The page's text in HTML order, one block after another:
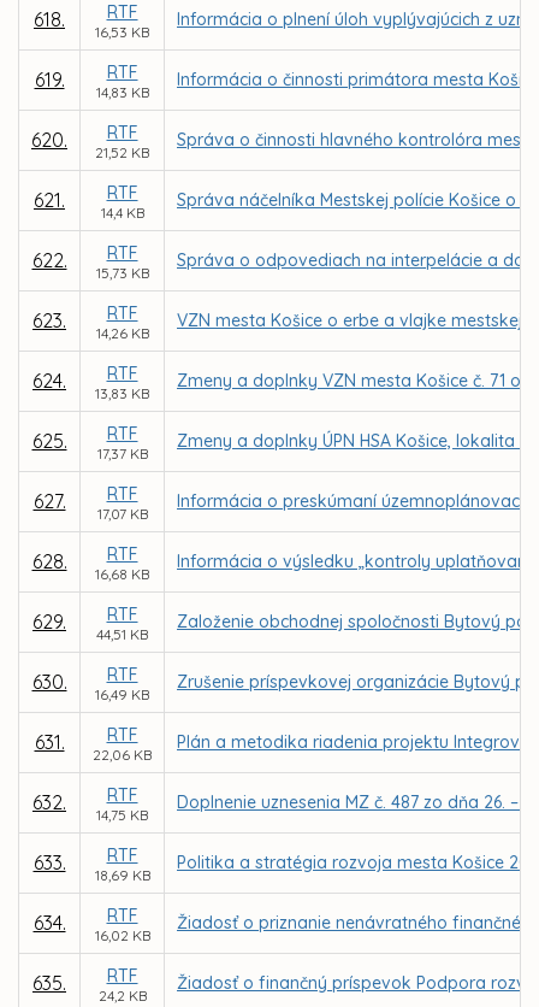
618. RTF
16,53 KB
Informácia o plnení úloh vyplývajúcich z
619. RTF
14,83 KB
Informácia o činnosti primátora mesta Košice
620. RTF
21,52 KB
Správa o činnosti hlavného kontrolóra
621. RTF
14,4 KB
Správa náčelníka Mestskej polície Košice o
622. RTF
15,73 KB
Správa o odpovediach na interpelácie a
623. RTF
14,26 KB
VZN mesta Košice o erbe a vlajke mestskej
624. RTF
13,83 KB
Zmeny a doplnky VZN mesta Košice č. 71 o
625. RTF
17,37 KB
Zmeny a doplnky ÚPN HSA Košice, lokalita
627. RTF
17,07 KB
Informácia o preskúmaní
628. RTF
16,68 KB
Informácia o výsledku „kontroly
629. RTF
44,51 KB
Založenie obchodnej spoločnosti Bytový
630. RTF
16,49 KB
Zrušenie príspevkovej organizácie Bytový
631. RTF
22,06 KB
Plán a metodika riadenia projektu
632. RTF
14,75 KB
Doplnenie uznesenia MZ č. 487 zo dňa 26. –
633. RTF
18,69 KB
Politika a stratégia rozvoja mesta Košice
634. RTF
16,02 KB
Žiadosť o priznanie nenávratného
635. RTF
24,2 KB
Žiadosť o finančný príspevok Podpora